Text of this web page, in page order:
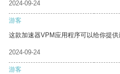
2024-09-24
游客
这款加速器VPM应用程序可以给你提供
2024-09-24
游客